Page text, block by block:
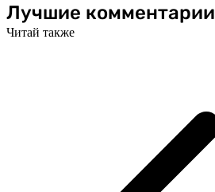
Лучшие комментарии
Читай также